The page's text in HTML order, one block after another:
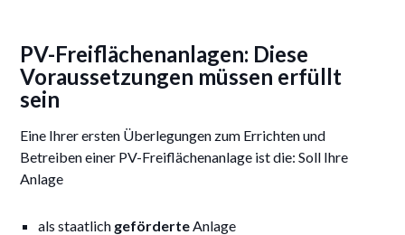
PV-Freiflächenanlagen: Diese
Voraussetzungen müssen erfüllt
sein
Eine Ihrer ersten Überlegungen zum Errichten und
Betreiben einer PV-Freiflächenanlage ist die: Soll Ihre
Anlage
als staatlich geförderteAnlage